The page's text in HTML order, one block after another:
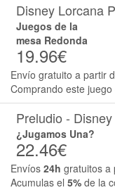
Disney Lorcana
Juegos de la
mesa Redonda
19.96€
Envío gratuito a partir
Comprando este
Preludio -
¿Jugamos Una?
22.46€
Envíos 24h gratuitos a
Acumulas el 5% de la